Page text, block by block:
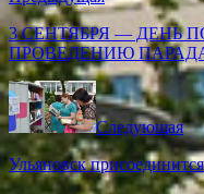
3 СЕНТЯБРЯ — ДЕНЬ
ПРОВЕДЕНИЮ
Следующая
Ульяновск